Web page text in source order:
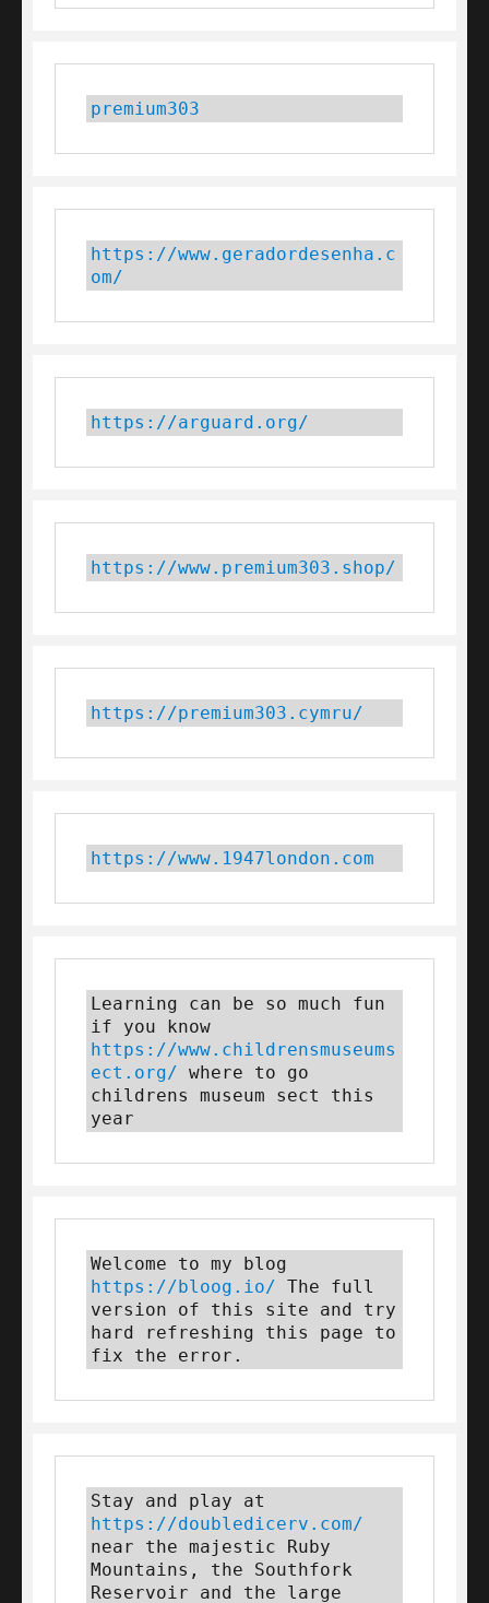
premium303
https://www.geradordesenha.c
om/
https://arguard.org/
https://www.premium303.shop/
https://premium303.cymru/
https://www.1947london.com
Learning can be so much fun
https://www.childrensmuseums
ect.org/ where to go
childrens museum sect this
year
https://bloog.io/ The full
version of this site and try
hard refreshing this page to
fix the error.
https://doubledicerv.com/
near the majestic Ruby
Mountains, the Southfork
Reservoir and the large